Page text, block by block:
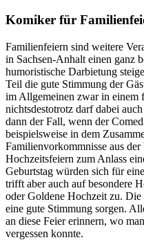
Komiker für
Familienfeiern sind weitere
in Sachsen-Anhalt einen ganz
humoristische Darbietung
Teil die gute Stimmung der
im Allgemeinen zwar in einem
nichtsdestotrotz darf dabei
dann der Fall, wenn der
beispielsweise in dem
Familienvorkommnisse aus der
Hochzeitsfeiern zum Anlass
Geburtstag würden sich für
trifft aber auch auf besondere
oder Goldene Hochzeit zu.
eine gute Stimmung sorgen.
an diese Feier erinnern, wo
vergessen konnte.